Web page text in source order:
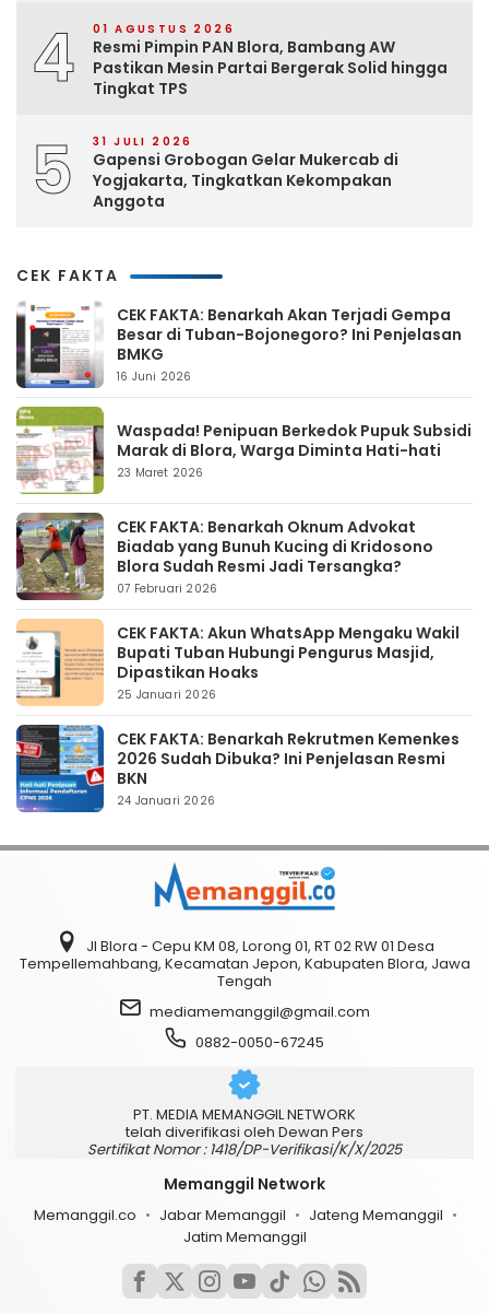
4 01 AGUSTUS 2026
Resmi Pimpin PAN Blora, Bambang AW
Pastikan Mesin Partai Bergerak Solid hingga
Tingkat TPS
5 31 JULI 2026
Gapensi Grobogan Gelar Mukercab di
Yogjakarta, Tingkatkan Kekompakan
Anggota
CEK FAKTA
CEK FAKTA: Benarkah Akan Terjadi Gempa
Besar di Tuban-Bojonegoro? Ini Penjelasan
BMKG
16 Juni 2026
Waspada! Penipuan Berkedok Pupuk Subsidi
Marak di Blora, Warga Diminta Hati-hati
23 Maret 2026
CEK FAKTA: Benarkah Oknum Advokat
Biadab yang Bunuh Kucing di Kridosono
Blora Sudah Resmi Jadi Tersangka?
07 Februari 2026
CEK FAKTA: Akun WhatsApp Mengaku Wakil
Bupati Tuban Hubungi Pengurus Masjid,
Dipastikan Hoaks
25 Januari 2026
CEK FAKTA: Benarkah Rekrutmen Kemenkes
2026 Sudah Dibuka? Ini Penjelasan Resmi
BKN
24 Januari 2026
Jl Blora - Cepu KM 08, Lorong 01, RT 02 RW 01 Desa
Tempellemahbang, Kecamatan Jepon, Kabupaten Blora, Jawa
Tengah
mediamemanggil@gmail.com
0882-0050-67245
PT. MEDIA MEMANGGIL NETWORK
telah diverifikasi oleh Dewan Pers
Sertifikat Nomor : 1418/DP-Verifikasi/K/X/2025
Memanggil Network
Memanggil.co Jabar Memanggil
Jateng Memanggil
Jatim Memanggil